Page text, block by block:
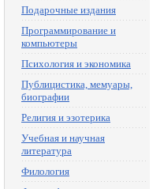
Подарочные издания
Программирование и
компьютеры
Психология и экономика
Публицистика, мемуары,
биографии
Религия и эзотерика
Учебная и научная
литература
Филология